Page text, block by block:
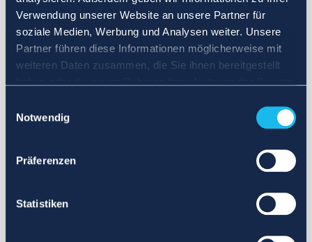
Verwendung unserer Website an unsere Partner für
soziale Medien, Werbung und Analysen weiter. Unsere
Partner führen diese Informationen möglicherweise mit
weiteren Daten zusammen, die Sie ihnen bereitgestellt
Notwendig
Präferenzen
Statistiken